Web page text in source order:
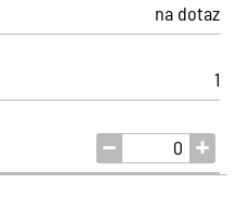
na dotaz
1